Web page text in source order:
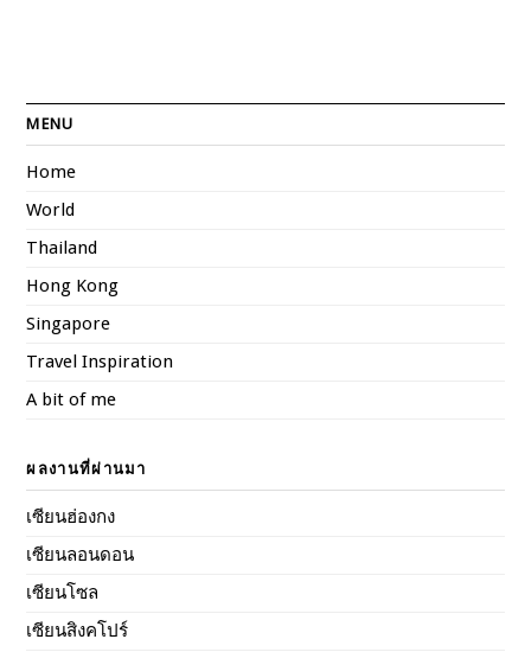
MENU
Home
World
Thailand
Hong Kong
Singapore
Travel Inspiration
A bit of me
ผลงานที่ผ่านมา
เซียนฮ่องกง
เซียนลอนดอน
เซียนโซล
เซียนสิงคโปร์